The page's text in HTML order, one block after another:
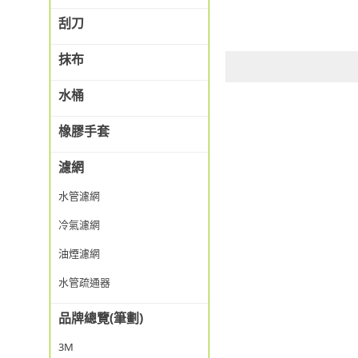
刮刀
抹布
水桶
橡膠手套
濾網
水管濾網
冷氣濾網
油煙濾網
水管疏通器
品牌總覽(筆劃)
3M